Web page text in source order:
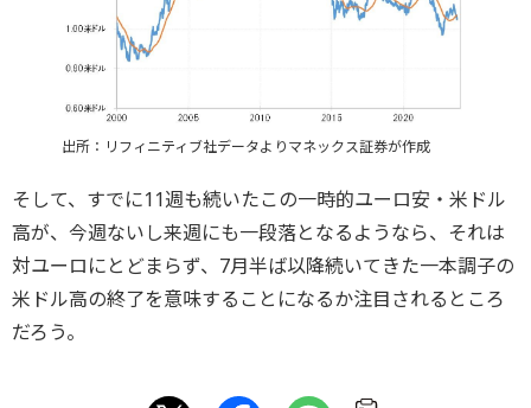
出所：リフィニティブ社データよりマネックス証券が作成
そして、すでに11週も続いたこの一時的ユーロ安・米ドル
高が、今週ないし来週にも一段落となるようなら、それは
対ユーロにとどまらず、7月半ば以降続いてきた一本調子の
米ドル高の終了を意味することになるか注目されるところ
だろう。